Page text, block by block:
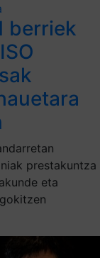
berriek
prestakuntza
eta